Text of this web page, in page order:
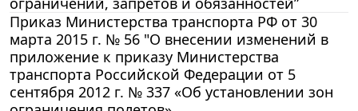
Приказ Министерства транспорта РФ от 30
марта 2015 г. № 56 "О внесении изменений в
приложение к приказу Министерства
транспорта Российской Федерации от 5
сентября 2012 г. № 337 «Об установлении зон